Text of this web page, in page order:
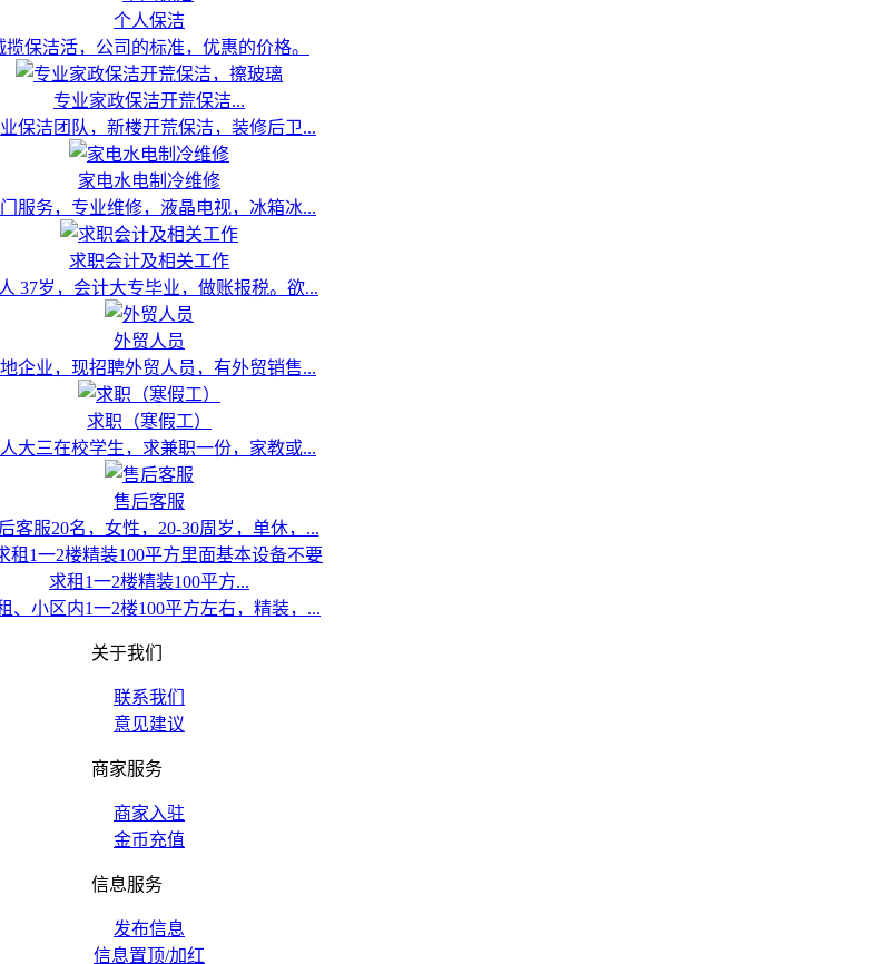
个人保洁
揽保洁活，公司的标准，优惠的价格。
专业家政保洁开荒保洁...
保洁团队，新楼开荒保洁，装修后卫...
家电水电制冷维修
门服务，专业维修，液晶电视，冰箱冰...
求职会计及相关工作
37岁，会计大专毕业，做账报税。欲...
外贸人员
企业，现招聘外贸人员，有外贸销售...
求职（寒假工）
大三在校学生，求兼职一份，家教或...
售后客服
客服20名，女性，20-30周岁，单休，...
求租1一2楼精装100平方...
、小区内1一2楼100平方左右，精装，...
关于我们
联系我们
意见建议
商家服务
商家入驻
金币充值
信息服务
发布信息
信息置顶/加红